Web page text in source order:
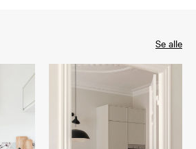
Se alle